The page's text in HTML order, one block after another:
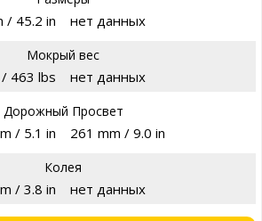
/ 45.2 in нет данных
Мокрый вес
463 lbs нет данных
Дорожный Просвет
/ 5.1 in 261 mm / 9.0 in
Колея
/ 3.8 in нет данных